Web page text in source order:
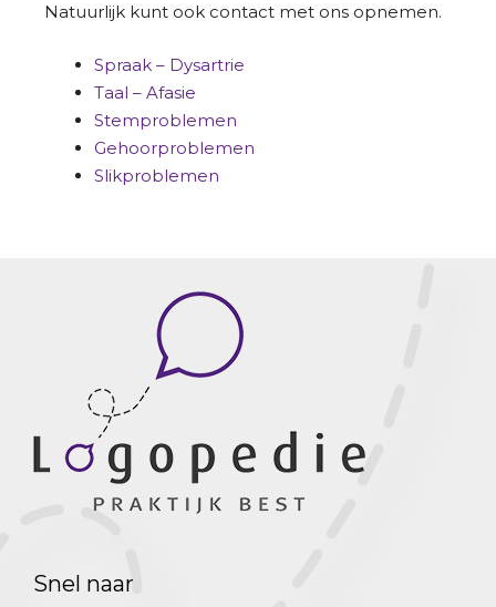
Natuurlijk kunt ook contact met ons opnemen.
Spraak – Dysartrie
Taal – Afasie
Stemproblemen
Gehoorproblemen
Slikproblemen
Snel naar